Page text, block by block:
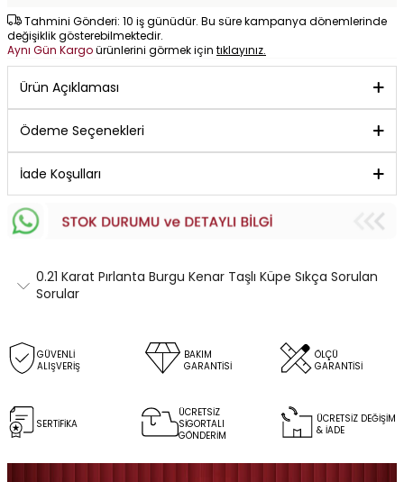
Tahmini Gönderi: 10 iş günüdür. Bu süre kampanya dönemlerinde
değişiklik gösterebilmektedir.
Aynı Gün Kargoürünlerini görmek için tıklayınız.
Ürün Açıklaması
Ödeme Seçenekleri
İade Koşulları
0.21 Karat Pırlanta Burgu Kenar Taşlı Küpe Sıkça Sorulan
Sorular
GÜVENLİ
ALIŞVERİŞ
BAKIM
GARANTİSİ
ÖLÇÜ
GARANTİSİ
SERTİFİKA
ÜCRETSİZ
SİGORTALI
GÖNDERİM
ÜCRETSİZ DEĞİŞİM
& İADE